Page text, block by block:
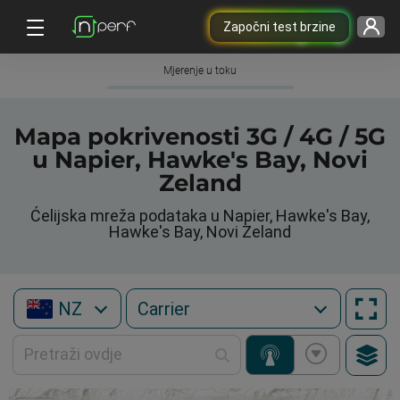
Započni test brzine
Mjerenje u toku
Mapa pokrivenosti 3G / 4G / 5G
u Napier, Hawke's Bay, Novi
Zeland
Ćelijska mreža podataka u Napier, Hawke's Bay,
Hawke's Bay, Novi Zeland
NZ